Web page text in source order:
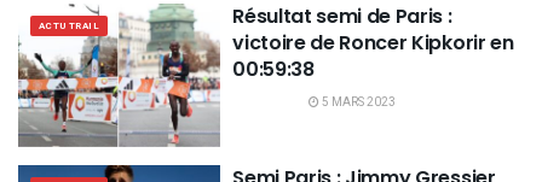
ACTU TRAIL
Résultat semi de Paris :
victoire de Roncer Kipkorir en
00:59:38
5 MARS 2023